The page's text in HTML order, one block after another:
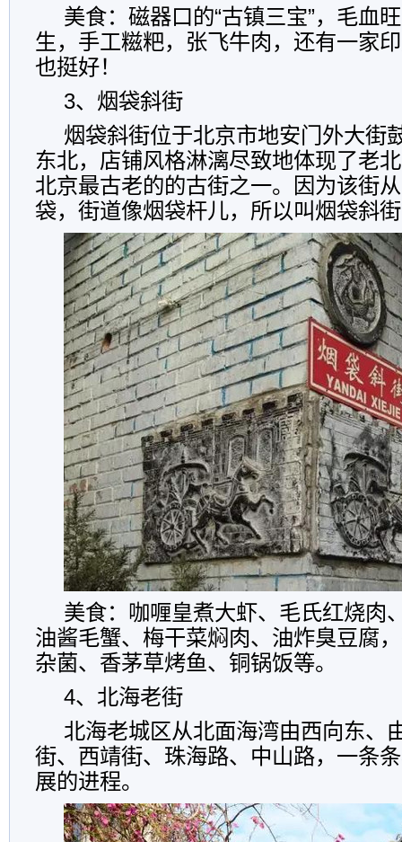
美食：磁器口的“古镇三宝”，毛血
生，手工糍粑，张飞牛肉，还有一家
也挺好！
3、烟袋斜街
烟袋斜街位于北京市地安门外大街
东北，店铺风格淋漓尽致地体现了老
北京最古老的的古街之一。因为该街
袋，街道像烟袋杆儿，所以叫烟袋斜
美食：咖喱皇煮大虾、毛氏红烧肉
油酱毛蟹、梅干菜焖肉、油炸臭豆腐
杂菌、香茅草烤鱼、铜锅饭等。
4、北海老街
北海老城区从北面海湾由西向东、
街、西靖街、珠海路、中山路，一条
展的进程。